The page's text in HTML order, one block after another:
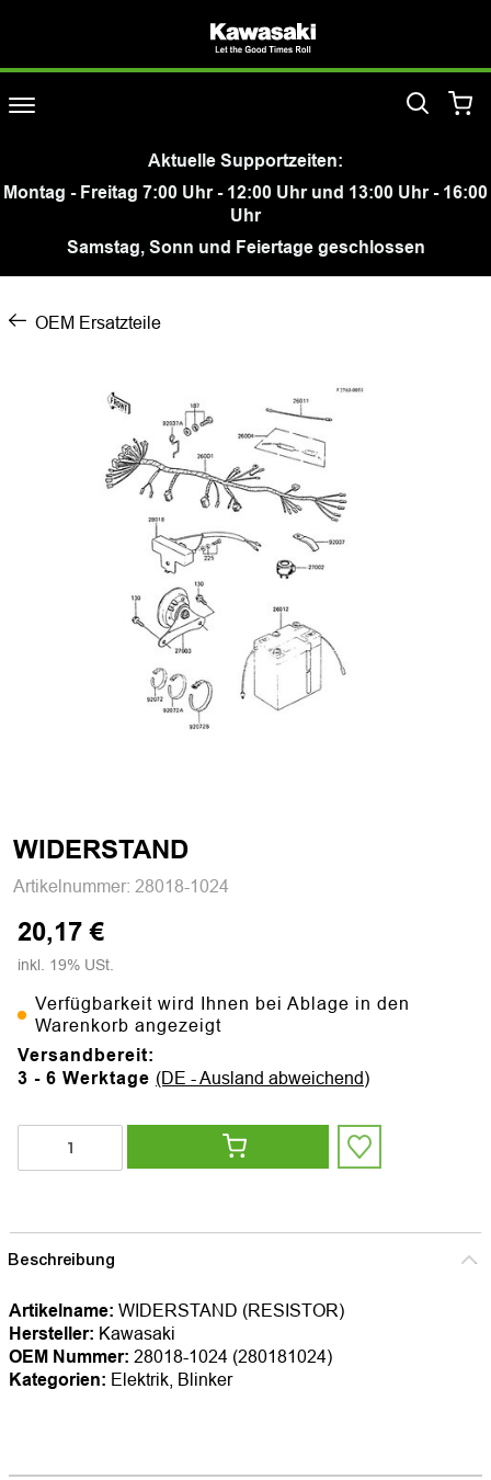
Aktuelle Supportzeiten:
Montag - Freitag 7:00 Uhr - 12:00 Uhr und 13:00 Uhr - 16:00
Uhr
Samstag, Sonn und Feiertage geschlossen
OEM Ersatzteile
WIDERSTAND
Artikelnummer: 28018-1024
20,17 €
inkl. 19% USt.
Verfügbarkeit wird Ihnen bei Ablage in den
Warenkorb angezeigt
Versandbereit:
3 - 6 Werktage (DE - Ausland abweichend)
Beschreibung
Artikelname: WIDERSTAND (RESISTOR)
Hersteller: Kawasaki
OEM Nummer: 28018-1024 (280181024)
Kategorien: Elektrik, Blinker